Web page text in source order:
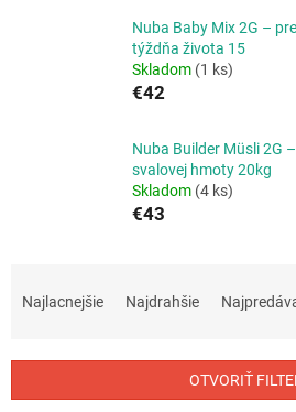
Nuba Baby Mix 2G –
týždňa života 15
Skladom (1 ks)
€42
Nuba Builder Müsli 2G
svalovej hmoty 20kg
Skladom (4 ks)
€43
i
Najlacnejšie Najdrahšie
OTVORIŤ